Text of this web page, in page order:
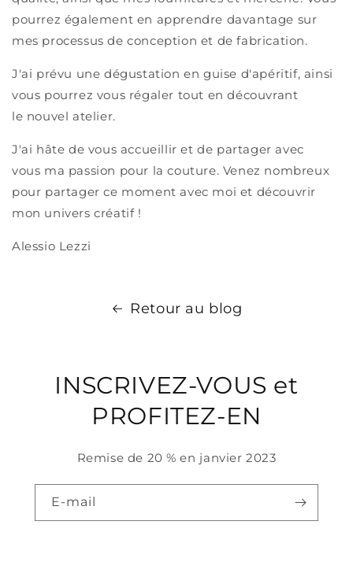
pourrez également en apprendre davantage sur
mes processus de conception et de fabrication.
J'ai prévu une dégustation en guise d'apéritif, ainsi
vous pourrez vous régaler tout en découvrant
le nouvel atelier.
J'ai hâte de vous accueillir et de partager avec
vous ma passion pour la couture. Venez nombreux
pour partager ce moment avec moi et découvrir
mon univers créatif !
Alessio Lezzi
Retour au blog
INSCRIVEZ-VOUS et
PROFITEZ-EN
Remise de 20 % en janvier 2023
E-mail